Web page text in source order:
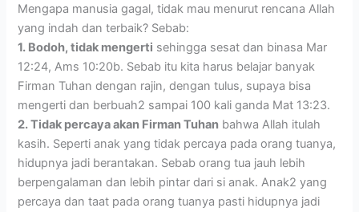
Mengapa manusia gagal, tidak mau menurut rencana Allah
yang indah dan terbaik? Sebab:
1. Bodoh, tidak mengerti sehingga sesat dan binasa Mar
12:24, Ams 10:20b. Sebab itu kita harus belajar banyak
Firman Tuhan dengan rajin, dengan tulus, supaya bisa
mengerti dan berbuah2 sampai 100 kali ganda Mat 13:23.
2. Tidak percaya akan Firman Tuhan bahwa Allah itulah
kasih. Seperti anak yang tidak percaya pada orang tuanya,
hidupnya jadi berantakan. Sebab orang tua jauh lebih
berpengalaman dan lebih pintar dari si anak. Anak2 yang
percaya dan taat pada orang tuanya pasti hidupnya jadi